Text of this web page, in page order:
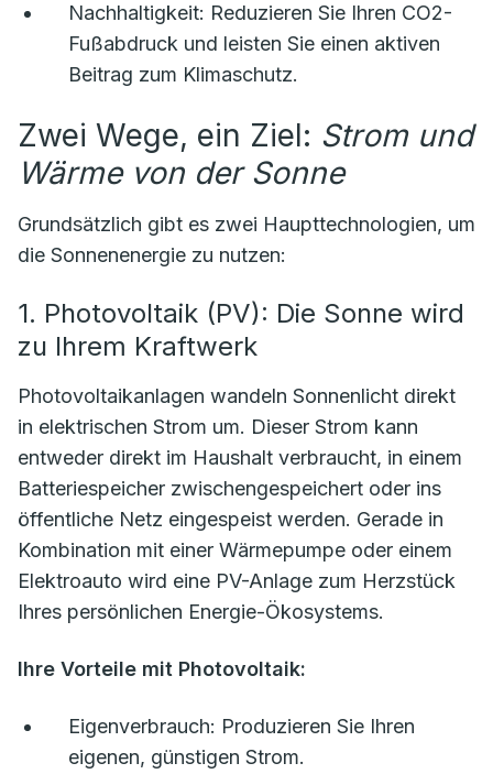
Nachhaltigkeit: Reduzieren Sie Ihren CO2-
Fußabdruck und leisten Sie einen aktiven
Beitrag zum Klimaschutz.
Zwei Wege, ein Ziel: Strom und
Wärme von der Sonne
Grundsätzlich gibt es zwei Haupttechnologien, um
die Sonnenenergie zu nutzen:
1. Photovoltaik (PV): Die Sonne wird
zu Ihrem Kraftwerk
Photovoltaikanlagen wandeln Sonnenlicht direkt
in elektrischen Strom um. Dieser Strom kann
entweder direkt im Haushalt verbraucht, in einem
Batteriespeicher zwischengespeichert oder ins
öffentliche Netz eingespeist werden. Gerade in
Kombination mit einer Wärmepumpe oder einem
Elektroauto wird eine PV-Anlage zum Herzstück
Ihres persönlichen Energie-Ökosystems.
Ihre Vorteile mit Photovoltaik:
Eigenverbrauch: Produzieren Sie Ihren
eigenen, günstigen Strom.